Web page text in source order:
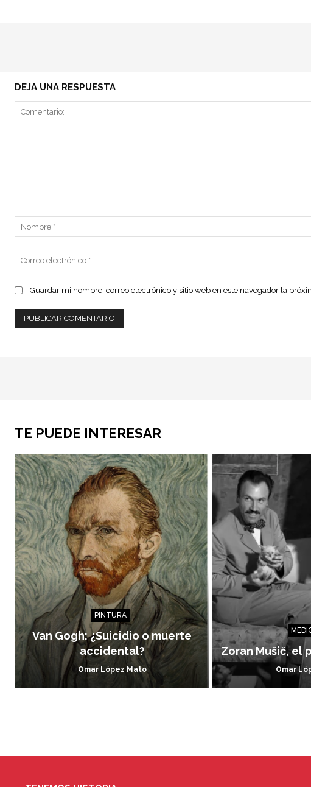
DEJA UNA RESPUESTA
Guardar mi nombre, correo electrónico y sitio web en este navegador la
TE PUEDE INTERESAR
PINTURA
Van Gogh: ¿Suicidio o muerte
accidental?
Omar López Mato
Zoran Mušič, el
Omar